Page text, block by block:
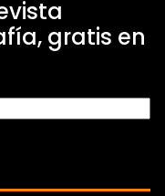
gratis en